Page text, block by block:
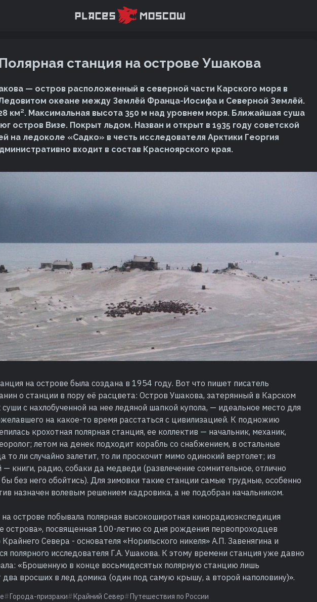
Полярная станция на острове Ушакова
— остров расположенный в северной части Карского моря в
океане между Землёй Франца-Иосифа и Северной Землёй.
км². Максимальная высота 350 м над уровнем моря. Ближайшая суша
остров Визе. Покрыт льдом. Назван и открыт в 1935 году советской
на ледоколе «Садко» в честь исследователя Арктики Георгия
входит в состав Красноярского края.
на острове была создана в 1954 году. Вот что пишет писатель
о станции в пору её расцвета: Остров Ушакова, затерянный в Карском
с нахлобученной на нее ледяной шапкой купола, — идеальное место для
на какое-то время расстаться с цивилизацией. К подножию
крохотная полярная станция, ее коллектив — начальник, механик,
летом на денек подходит корабль со снабжением, в остальные
то ли случайно залетит, то ли проскочит мимо одинокий вертолет; из
— книги, радио, собаки да медведи (развлечение сомнительное, отлично
без него обойтись). Для зимовки такие станции самые трудные, особенно
назначен волевым решением кадровика, а не подобран начальником.
острове побывала полярная высокоширотная кинорадиоэкспедиция
острова», посвященная 100-летию со дня рождения первопроходцев
Крайнего Севера - основателя «Норильского никеля» А.П. Завенягина и
полярного исследователя Г.А. Ушакова. К этому времени станция уже давно
«Брошенную в конце восьмидесятых полярную станцию лишь
вросших в лед домика (один под самую крышу, а второй наполовину)».
Города-призраки Крайний Север Путешествия по России